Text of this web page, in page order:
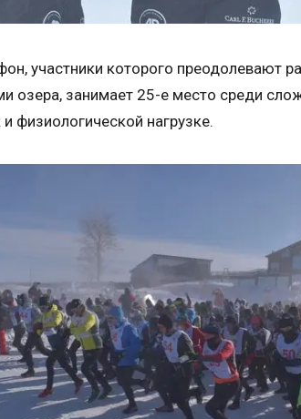
участники которого преодолевают
озера, занимает 25-е место среди
физиологической нагрузке.